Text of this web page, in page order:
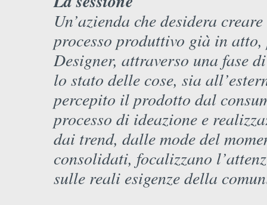
Un’azienda che desidera
processo produttivo già in
Designer, attraverso una fase
lo stato delle cose, sia
percepito il prodotto dal
processo di ideazione e
dai trend, dalle mode del
consolidati, focalizzano
sulle reali esigenze della